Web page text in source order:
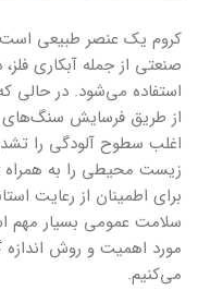
کروم یک عنصر طبیعی است
صنعتی از جمله آبکاری
استفاده می‌شود. در حالی
از طریق فرسایش
اغلب سطوح آلودگی را
زیست محیطی را به همراه
برای اطمینان از رعایت
سلامت عمومی بسیار مهم
می‌کنیم.